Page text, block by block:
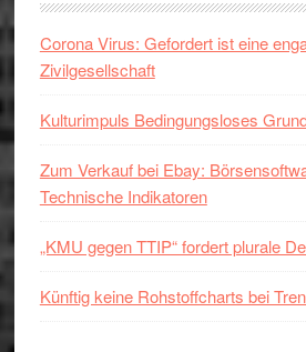
Corona Virus: Gefordert ist eine
Zivilgesellschaft
Kulturimpuls Bedingungsloses
Zum Verkauf bei Ebay:
Technische Indikatoren
„KMU gegen TTIP“ fordert plurale
Künftig keine Rohstoffcharts bei